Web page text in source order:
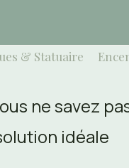
ne savez
idéale
& Statuaire